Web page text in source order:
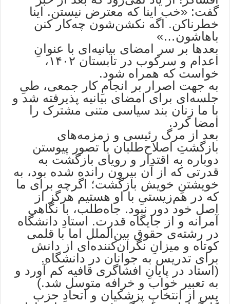
گفت: «خب اینا که معترض نیستن. اینا
خطرناکن. اگه نکشن‌شون چه‌کار کنن
باهاشون…»
بعدها بر سر امضای بیانیه‌ای با عنوانِ
اعدام و سرکوب در تابستان ۱۴۰۲،
خواست که همراه شود.
به جهت اصرار بر انجامِ کار جمعی، طیِ
جلسه‌ای برای امضای بیانیه پذیرفته شد و
با ما زنان بند سیاسی متنی مشترک را
امضا کرد.
بعد از مرگ رئیسی و زمزمه‌های
بازگشتِ اصلاح‌طلبان با تصور پیوستن
دوباره به اقتدار و رویای بازگشت به
قدرتی که از آن بیرون رانده شده بود، به
خویشتنِ خویش بازگشت؛ اگرچه برای ما
که در هم‌زیستیِ با او هستیم هرگز از
اصل خود دور نبود. جاه‌طلب، با نگاهی
آمرانه و از جایگاه قدرت. استادِ دانشگاه
در رشته‌ی حقوق بین‌الملل اما با قلمی
کوتاه و میزانِ نگران‌کننده‌ای از دانش
برای تدریس به جوانان در دانشگاه.
(استاد در پایانِ افشاگری قافیه کم آورد و
به تعبیر خواب و خرافه متوسل شد.)
پس از انتخابِ پزشکیان و اتحادِ حزب